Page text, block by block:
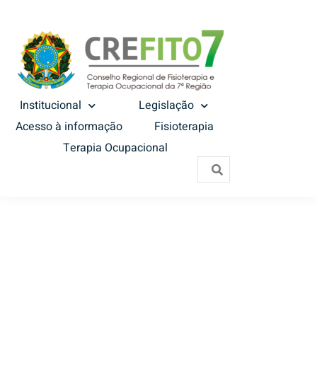
Institucional
Legislação
Acesso à informação
Fisioterapia
Terapia Ocupacional